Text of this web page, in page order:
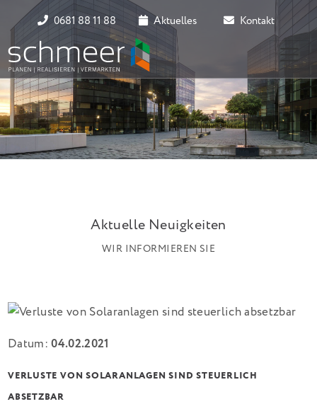
0681 88 11 88 Aktuelles Kontakt
Aktuelle Neuigkeiten
WIR INFORMIEREN SIE
Datum:04.02.2021
VERLUSTE VON SOLARANLAGEN SIND STEUERLICH
ABSETZBAR